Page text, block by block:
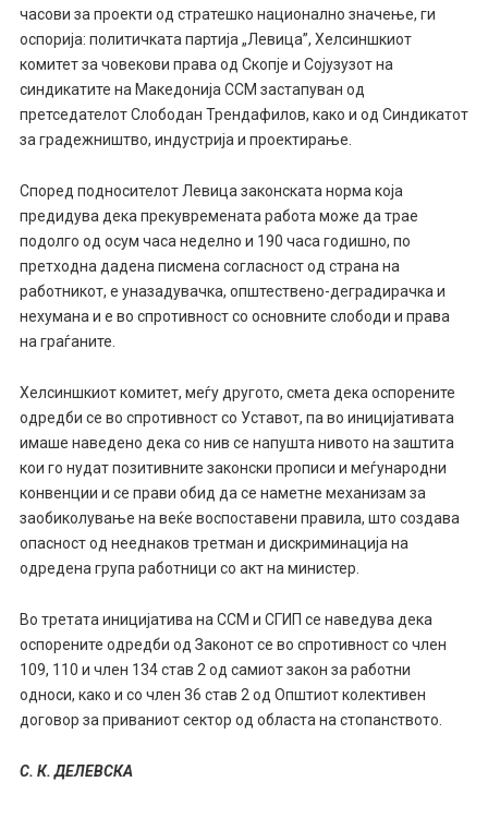
часови за проекти од стратешко национално значење, ги
оспорија: политичката партија „Левица”, Хелсиншкиот
комитет за човекови права од Скопје и Сојузузотна
синдикатите на Македонија ССМ застапуван од
претседателот Слободан Трендафилов, како и од Синдикатот
за градежништво, индустрија и проектирање.
Според подносителот Левица законската норма која
предидува дека прекувремената работа може да трае
подолго од осум часа неделно и 190 часа годишно, по
претходна дадена писмена согласност од страна на
работникот, е уназадувачка, општествено-деградирачка и
нехумана и е во спротивност со основните слободи и права
на граѓаните.
Хелсиншкиоткомитет, меѓу другото, смета дека оспорените
одредби се во спротивност со Уставот, па во иницијативата
имаше наведено дека со нив се напушта нивото на заштита
кои го нудат позитивните законски прописи и меѓународни
конвенции и се прави обид да се наметне механизам за
заобиколување на веќе воспоставени правила, што создава
опасност од нееднаков третман и дискриминација на
одредена група работници со акт на министер.
Во третата иницијатива на ССМ и СГИП се наведува дека
оспорените одредби од Законот се во спротивност со член
109, 110 и член 134 став 2 од самиот закон за работни
односи, како и со член 36 став 2 од Општиот колективен
договор за приваниот сектор од областа на стопанството.
С. К. ДЕЛЕВСКА